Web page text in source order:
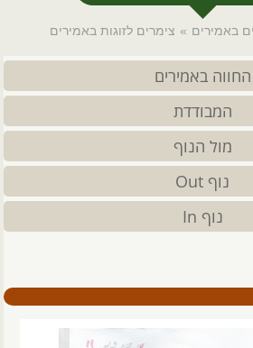
באמירים » צימרים לזוגות באמירים
החווה באמירים
המבודדת
מול הנוף
נוף Out
נוף In